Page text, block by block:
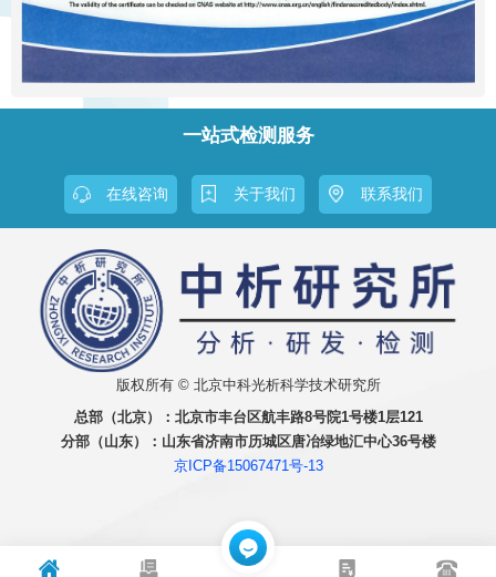
一站式检测服务
在线咨询 关于我们 联系我们
版权所有 © 北京中科光析科学技术研究所
总部（北京）： 北京市丰台区航丰路8号院1号楼1层121
分部（山东）： 山东省济南市历城区唐冶绿地汇中心36号楼
京ICP备15067471号-13